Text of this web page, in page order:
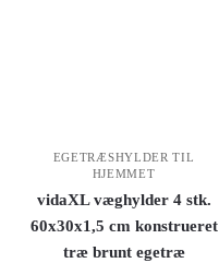
EGETRÆSHYLDER TIL
HJEMMET
vidaXL væghylder 4 stk.
60x30x1,5 cm konstrueret
træ brunt egetræ